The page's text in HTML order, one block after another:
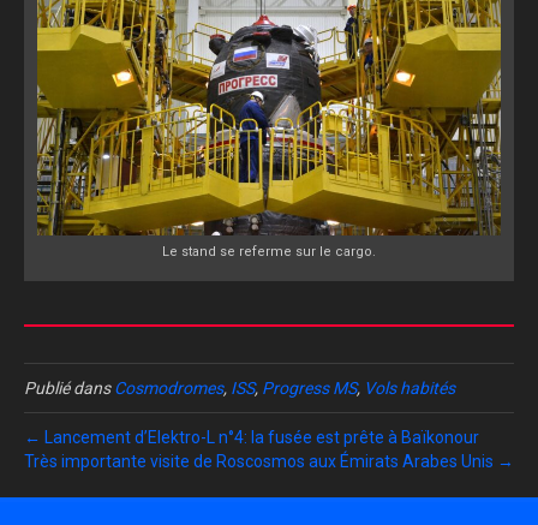
Le stand se referme sur le cargo.
Publié dansCosmodromes, ISS, Progress MS, Vols habités
← Lancement d’Elektro-L n°4: la fusée est prête à Baïkonour
Très importante visite de Roscosmos aux Émirats Arabes Unis →